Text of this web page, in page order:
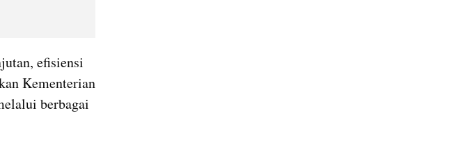
efisiensi
Kementerian
berbagai